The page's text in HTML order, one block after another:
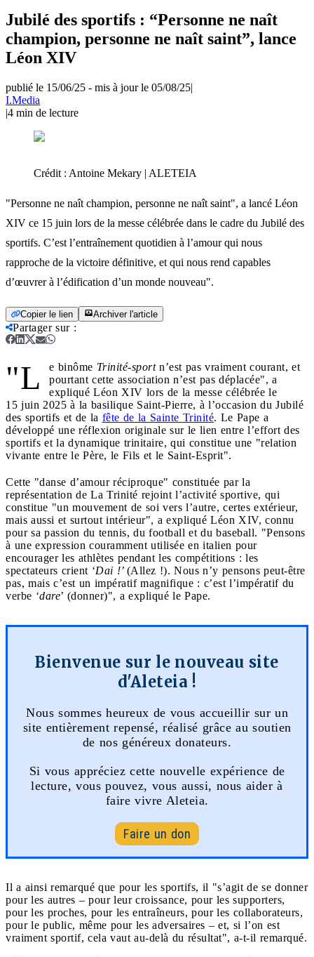
Jubilé des sportifs : “Personne ne naît
champion, personne ne naît saint”, lance
Léon XIV
publié le 15/06/25 - mis à jour le 05/08/25|
I.Media
|4 min de lecture
Crédit : Antoine Mekary | ALETEIA
"Personne ne naît champion, personne ne naît saint", a lancé Léon
XIV ce 15 juin lors de la messe célébrée dans le cadre du Jubilé des
sportifs. C’est l’entraînement quotidien à l’amour qui nous
rapproche de la victoire définitive, et qui nous rend capables
d’œuvrer à l’édification d’un monde nouveau".
Copier le lien Archiver l'article
Partager sur:
"L e binôme Trinité-sport n’est pas vraiment courant, et
pourtant cette association n’est pas déplacée", a
expliqué Léon XIV lors de la messe célébrée le
15 juin 2025 à la basilique Saint-Pierre, à l’occasion du Jubilé
des sportifs et de la fête de la Sainte Trinité. Le Pape a
développé une réflexion originale sur le lien entre l’effort des
sportifs et la dynamique trinitaire, qui constitue une "relation
vivante entre le Père, le Fils et le Saint-Esprit".
Cette "danse d’amour réciproque" constituée par la
représentation de La Trinité rejoint l’activité sportive, qui
constitue "un mouvement de soi vers l’autre, certes extérieur,
mais aussi et surtout intérieur", a expliqué Léon XIV, connu
pour sa passion du tennis, du football et du baseball. "Pensons
à une expression couramment utilisée en italien pour
encourager les athlètes pendant les compétitions : les
spectateurs crient ‘Dai !’ (Allez !). Nous n’y pensons peut-être
pas, mais c’est un impératif magnifique : c’est l’impératif du
verbe ‘dare’ (donner)", a expliqué le Pape.
Bienvenue sur le nouveau site
d'Aleteia !
Nous sommes heureux de vous accueillir sur un
site entièrement repensé, réalisé grâce au soutien
de nos généreux donateurs.
Si vous appréciez cette nouvelle expérience de
lecture, vous pouvez, vous aussi, nous aider à
faire vivre Aleteia.
Faire un don
Il a ainsi remarqué que pour les sportifs, il "s’agit de se donner
pour les autres – pour leur croissance, pour les supporters,
pour les proches, pour les entraîneurs, pour les collaborateurs,
pour le public, même pour les adversaires – et, si l’on est
vraiment sportif, cela vaut au-delà du résultat", a-t-il remarqué.